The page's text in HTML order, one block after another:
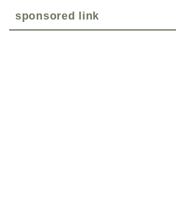
sponsored link